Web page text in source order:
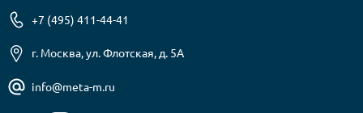
+7 (495) 411-44-41
г. Москва, ул. Флотская, д. 5А
info@meta-m.ru